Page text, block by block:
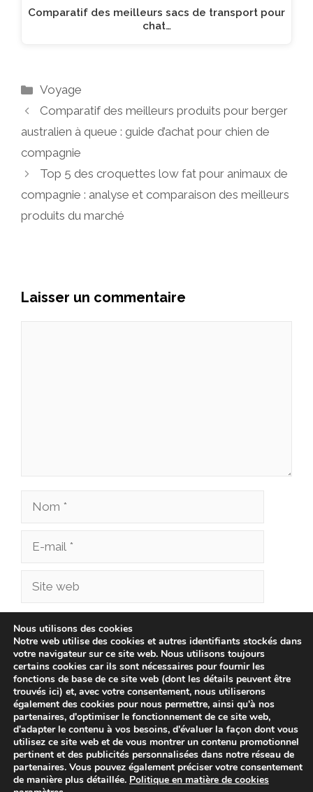
Comparatif des meilleurs sacs de transport pour
chat…
Catégories
Voyage
Comparatif des meilleurs produits pour berger
australien à queue : guide d’achat pour chien de
compagnie
Top 5 des croquettes low fat pour animaux de
compagnie : analyse et comparaison des meilleurs
produits du marché
Laisser un commentaire
Nom
Site
Enregistrer mon nom, mon e-mail et mon site
dans le navigateur pour mon prochain
commentaire.
Nous utilisons des cookies
Notre web utilise des cookies et autres identifiants stockés dans
votre navigateur sur ce site web. Nous utilisons toujours
certains cookies car ils sont nécessaires pour fournir les
fonctions de base de ce site web (dont les détails peuvent être
trouvés ici) et, avec votre consentement, nous utiliserons
également des cookies pour nous permettre, ainsi qu'à nos
partenaires, d'optimiser le fonctionnement de ce site web,
d'adapter le contenu à vos besoins, d'évaluer la façon dont vous
utilisez ce site web et de vous montrer un contenu promotionnel
pertinent et des publicités personnalisées dans notre réseau de
partenaires. Vous pouvez également préciser votre consentement
de manière plus détaillée. Politique en matière de cookies